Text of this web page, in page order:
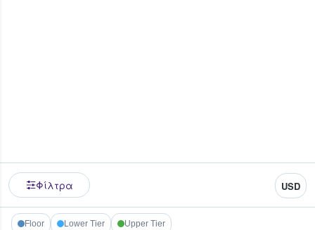
Φίλτρα USD
Floor Lower Tier Upper Tier